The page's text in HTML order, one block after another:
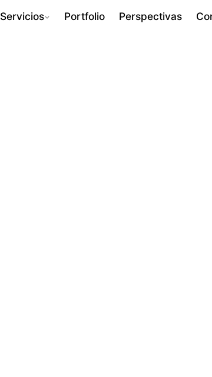
Servicios Portfolio Perspectivas